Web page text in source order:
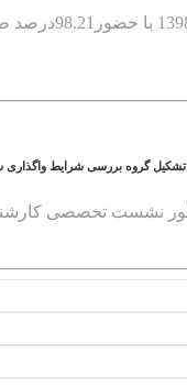
مجمع عمومی عادی سالانه
تشکیل گروه بررسی شرایط واگذاری